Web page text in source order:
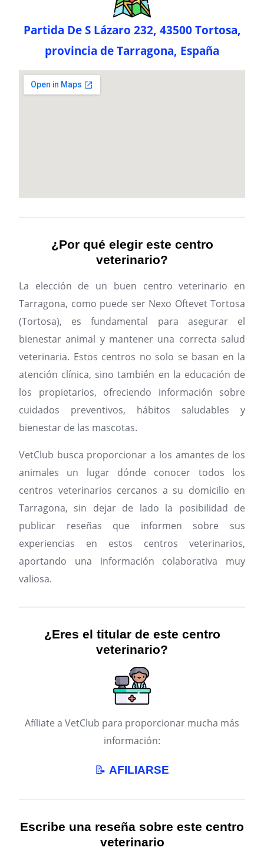
Partida De S Lázaro 232, 43500 Tortosa,
provincia de Tarragona, España
¿Por qué elegir este centro
veterinario?
La elección de un buen centro veterinario en
Tarragona, como puede ser Nexo Oftevet Tortosa
(Tortosa), es fundamental para asegurar el
bienestar animal y mantener una correcta salud
veterinaria. Estos centros no solo se basan en la
atención clínica, sino también en la educación de
los propietarios, ofreciendo información sobre
cuidados preventivos, hábitos saludables y
bienestar de las mascotas.
VetClub busca proporcionar a los amantes de los
animales un lugar dónde conocer todos los
centros veterinarios cercanos a su domicilio en
Tarragona, sin dejar de lado la posibilidad de
publicar reseñas que informen sobre sus
experiencias en estos centros veterinarios,
aportando una información colaborativa muy
valiosa.
¿Eres el titular de este centro
veterinario?
Afíliate a VetClub para proporcionar mucha más
información:
📝 AFILIARSE
Escribe una reseña sobre este centro
veterinario